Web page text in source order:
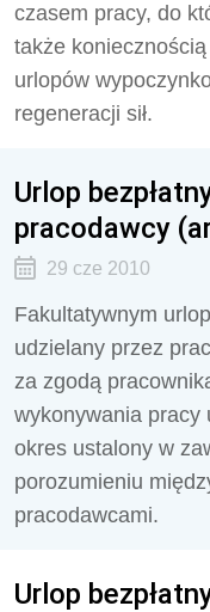
czasem pracy, do
także
urlopów
regeneracji sił.
Urlop
pracodawcy
29 cze 2010
Fakultatywnym
udzielany przez
za zgodą
wykonywania pracy
okres ustalony w
porozumieniu
pracodawcami.
Urlop